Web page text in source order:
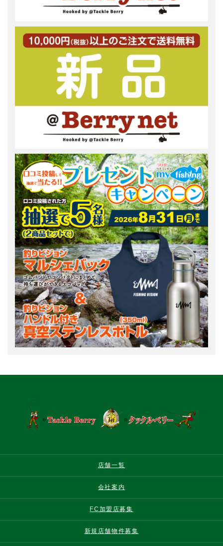
店舗一覧
会社案内
FC加盟店募集
新規店舗物件募集